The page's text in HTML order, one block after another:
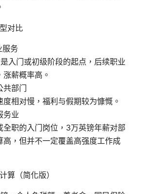
对比
服务
入门或初级阶段的起点，后续职业
薪概率高。
共部门
度相对慢，福利与假期较为慷慨。
务业
全职的入门岗位，3万英镑年薪对部
高，但并不一定覆盖高强度工作成
算（简化版）